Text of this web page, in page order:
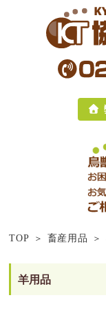
TOP 畜産用品
羊用品